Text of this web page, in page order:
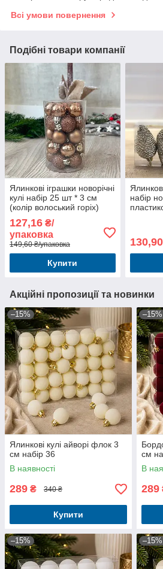
Всі умови повернення
Подібні товари компанії
Ялинкові іграшки новорічні
кулі набір 25 шт * 3 см
(колір волоський горіх)
127,16 ₴/
упаковка
149,60 ₴/упаковка
Купити
набір
130,90
Акційні пропозиції та новинки
–15%
Ялинкові кулі айворі флок 3
см набір 36
В наявності
289 ₴ 340 ₴
Купити
–15%
см
В
289
–15% –15%